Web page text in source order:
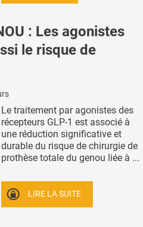
: Les agonistes
le risque de
Le traitement par agonistes des
récepteurs GLP-1 est associé à
une réduction significative et
durable du risque de chirurgie de
prothèse totale du genou liée à ...
LIRE LA SUITE